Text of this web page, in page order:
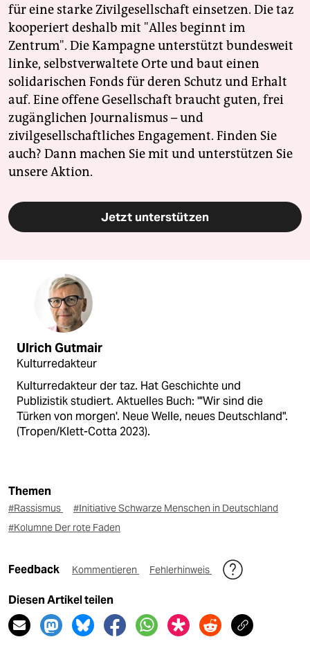
für eine starke Zivilgesellschaft einsetzen. Die taz
kooperiert deshalb mit "Alles beginnt im
Zentrum". Die Kampagne unterstützt bundesweit
linke, selbstverwaltete Orte und baut einen
solidarischen Fonds für deren Schutz und Erhalt
auf. Eine offene Gesellschaft braucht guten, frei
zugänglichen Journalismus – und
zivilgesellschaftliches Engagement. Finden Sie
auch? Dann machen Sie mit und unterstützen Sie
unsere Aktion.
Jetzt unterstützen
Ulrich Gutmair
Kulturredakteur
Kulturredakteur der taz. Hat Geschichte und
Publizistik studiert. Aktuelles Buch: "'Wir sind die
Türken von morgen'. Neue Welle, neues Deutschland".
(Tropen/Klett-Cotta 2023).
Themen
#Rassismus
#Initiative Schwarze Menschen in Deutschland
#Kolumne Der rote Faden
Feedback Kommentieren Fehlerhinweis
Diesen Artikel teilen